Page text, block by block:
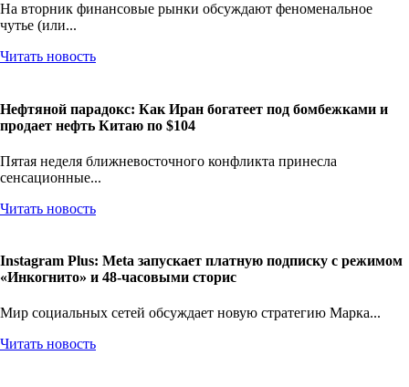
На вторник финансовые рынки обсуждают феноменальное
чутье (или...
Читать новость
Нефтяной парадокс: Как Иран богатеет под бомбежками и
продает нефть Китаю по $104
Пятая неделя ближневосточного конфликта принесла
сенсационные...
Читать новость
Instagram Plus: Meta запускает платную подписку с режимом
«Инкогнито» и 48-часовыми сторис
Мир социальных сетей обсуждает новую стратегию Марка...
Читать новость